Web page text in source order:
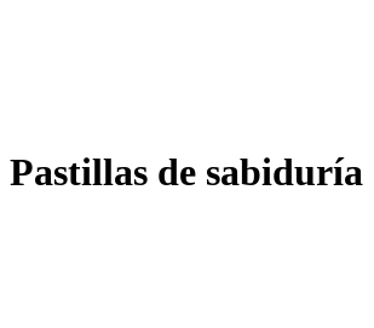
Pastillas de sabiduría